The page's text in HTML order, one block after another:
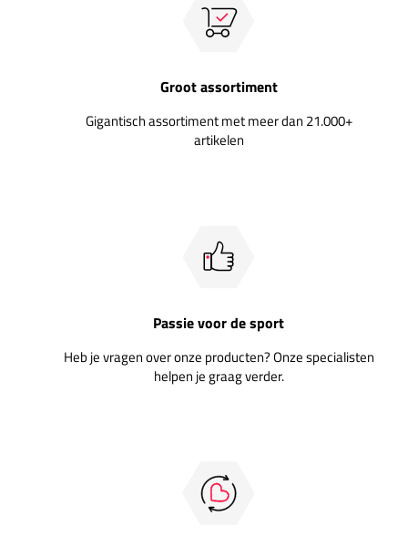
Groot assortiment
Gigantisch assortiment met meer dan 21.000+
artikelen
Passie voor de sport
Heb je vragen over onze producten? Onze specialisten
helpen je graag verder.